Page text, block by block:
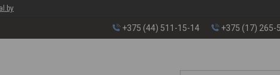
+375 (44) 511-15-14 +375 (17) 265-